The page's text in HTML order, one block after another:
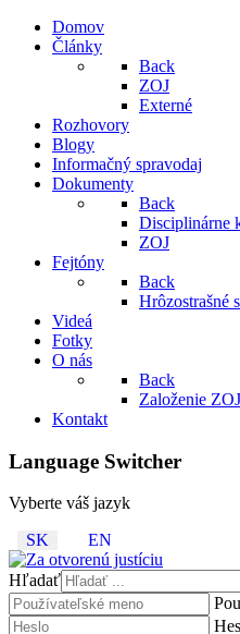
Domov
Články
Back
ZOJ
Externé
Rozhovory
Blogy
Informačný spravodaj
Dokumenty
Back
Disciplinárne
ZOJ
Fejtóny
Back
Hrôzostrašné
Videá
Fotky
O nás
Back
Založenie ZOJ
Kontakt
Language Switcher
Vyberte váš jazyk
SK
EN
Hľadať